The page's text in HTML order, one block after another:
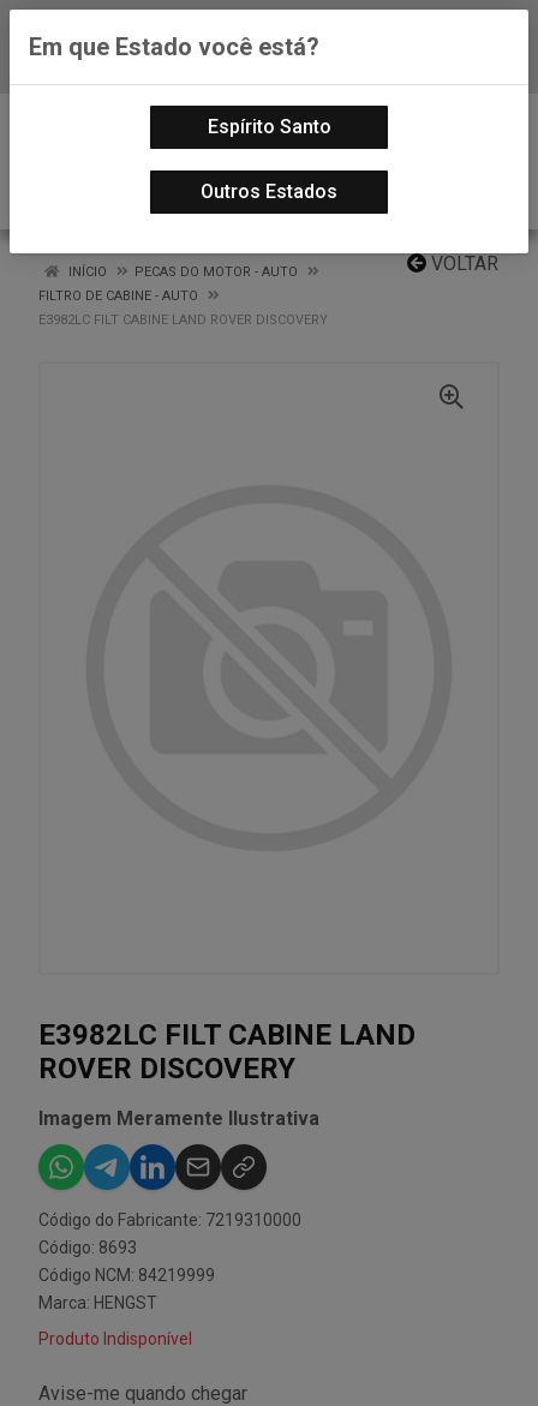
Baixe já nosso APP
VOLTAR
INÍCIO
PECAS DO MOTOR - AUTO
FILTRO DE CABINE - AUTO
E3982LC FILT CABINE LAND ROVER DISCOVERY
E3982LC FILT CABINE LAND
ROVER DISCOVERY
Imagem Meramente Ilustrativa
Código do Fabricante: 7219310000
Código: 8693
Código NCM: 84219999
Marca: HENGST
Produto Indisponível
Avise-me quando chegar
Em que Estado você está?
Espírito Santo
Outros Estados